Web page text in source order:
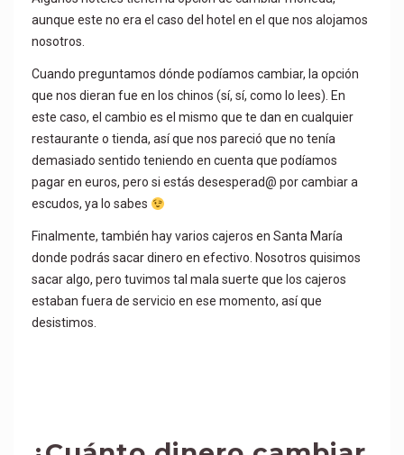
aunque este no era el caso del hotel en el que nos alojamos
nosotros.
Cuando preguntamos dónde podíamos cambiar, la opción
que nos dieran fue en los chinos (sí, sí, como lo lees). En
este caso, el cambio es el mismo que te dan en cualquier
restaurante o tienda, así que nos pareció que no tenía
demasiado sentido teniendo en cuenta que podíamos
pagar en euros, pero si estás desesperad@ por cambiar a
escudos, ya lo sabes
Finalmente, también hay varios cajeros en Santa María
donde podrás sacar dinero en efectivo. Nosotros quisimos
sacar algo, pero tuvimos tal mala suerte que los cajeros
estaban fuera de servicio en ese momento, así que
desistimos.